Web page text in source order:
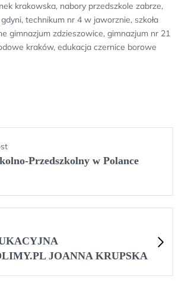
krakowska, nabory przedszkole zabrze,
technikum nr 4 w jaworznie, szkoła
gimnazjum zdzieszowice, gimnazjum nr 21
kraków, edukacja czernice borowe
Przedszkolny w Polance
JOANNA KRUPSKA